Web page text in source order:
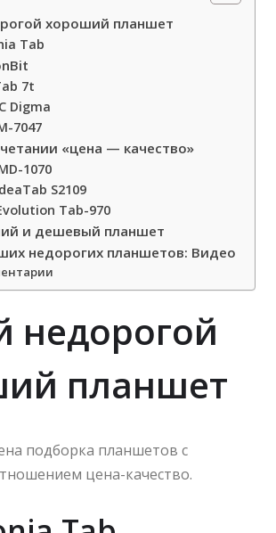
хороший планшет
Tab
7t
Digma
7047
«цена — качество»
1070
S2109
Tab-970
и дешевый планшет
недорогих планшетов: Видео
недорогой
планшет
подборка планшетов с
цена-качество.